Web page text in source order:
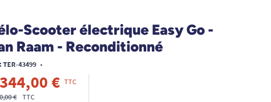
Scooter électrique Easy Go -
Raam - Reconditionné
TER-43499 •
€ TTC
€
TTC